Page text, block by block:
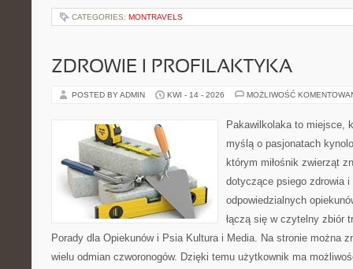
CATEGORIES: MONTRAVELS
ZDROWIE I PROFILAKTYKA
POSTED BY ADMIN KWI - 14 - 2026 MOŻLIWOŚĆ
Pakawilkolaka to miejsce,
myślą o pasjonatach
którym miłośnik zwierząt
dotyczące psiego zdrowia
odpowiedzialnych
łączą się w czytelny zbiór
Porady dla Opiekunów i Psia Kultura i Media. Na stronie można
wielu odmian czworonogów. Dzięki temu użytkownik ma